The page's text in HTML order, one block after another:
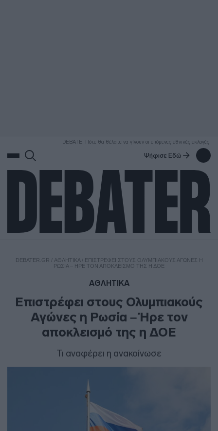
DEBATE: Πότε θα θέλατε να γίνουν οι επόμενες εθνικές εκλογές;
Ψήφισε Εδώ
DEBATER.GR / ΑΘΛΗΤΙΚΑ/ ΕΠΙΣΤΡΈΦΕΙ ΣΤΟΥΣ ΟΛΥΜΠΙΑΚΟΎΣ ΑΓΏΝΕΣ Η
ΡΩΣΊΑ – ΉΡΕ ΤΟΝ ΑΠΟΚΛΕΙΣΜΌ ΤΗΣ Η ΔΟΕ
ΑΘΛΗΤΙΚΑ
Επιστρέφει στους Ολυμπιακούς
Αγώνες η Ρωσία – Ήρε τον
αποκλεισμό της η ΔΟΕ
Τι αναφέρει η ανακοίνωσε